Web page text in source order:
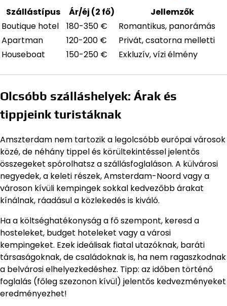
Szállástípus
Ár/éj (2 fő)
Jellemzők
Boutique hotel
180-350 €
Romantikus, panorámás
Apartman
120-200 €
Privát, csatorna melletti
Houseboat
150-250 € Exkluzív, vízi élmény
Olcsóbb szálláshelyek: Árak és
tippjeink turistáknak
Amszterdam nem tartozik a legolcsóbb európai városok
közé, de néhány tippel és körültekintéssel jelentős
összegeket spórolhatsz a szállásfoglaláson. A külvárosi
negyedek, a keleti részek, Amsterdam-Noord vagy a
városon kívüli kempingek sokkal kedvezőbb árakat
kínálnak, ráadásul a közlekedés is kiváló.
Ha a költséghatékonyság a fő szempont, keresd a
hosteleket, budget hoteleket vagy a városi
kempingeket. Ezek ideálisak fiatal utazóknak, baráti
társaságoknak, de családoknak is, ha nem ragaszkodnak
a belvárosi elhelyezkedéshez. Tipp: az időben történő
foglalás (főleg szezonon kívül) jelentős kedvezményeket
eredményezhet!